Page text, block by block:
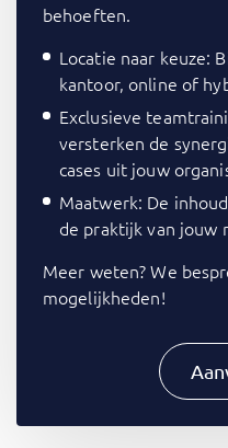
behoeften.
Locatie naar keuze:
kantoor, online of
Exclusieve
versterken de
cases uit jouw
Maatwerk: De
de praktijk van jouw
Meer weten? We
mogelijkheden!